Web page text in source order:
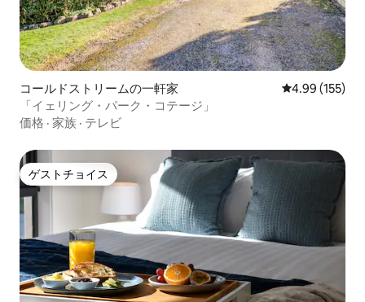
コールドストリームの一軒家 レビュー155
4.99 (155)
「イェリング・パーク・コテージ」
価格 · 家族 · テレビ
ゲストチョイス
ゲストチョイス